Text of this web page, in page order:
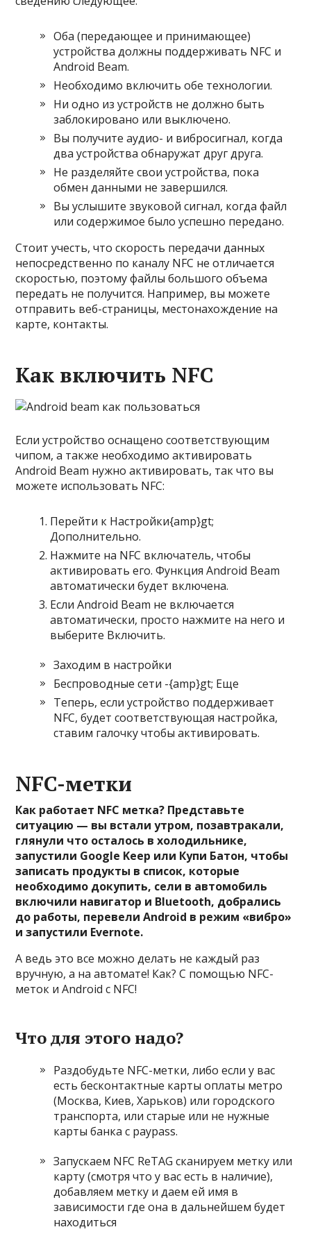
Оба (передающее и принимающее)
устройства должны поддерживать NFC и
Android Beam.
Необходимо включить обе технологии.
Ни одно из устройств не должно быть
заблокировано или выключено.
Вы получите аудио- и вибросигнал, когда
два устройства обнаружат друг друга.
Не разделяйте свои устройства, пока
обмен данными не завершился.
Вы услышите звуковой сигнал, когда файл
или содержимое было успешно передано.
Стоит учесть, что скорость передачи данных
непосредственно по каналу NFC не отличается
скоростью, поэтому файлы большого объема
передать не получится. Например, вы можете
отправить веб-страницы, местонахождение на
карте, контакты.
Как включить NFC
Если устройство оснащено соответствующим
чипом, а также необходимо активировать
Android Beam нужно активировать, так что вы
можете использовать NFC:
Перейти к Настройки{amp}gt;
Дополнительно.
Нажмите на NFC включатель, чтобы
активировать его. Функция Android Beam
автоматически будет включена.
Если Android Beam не включается
автоматически, просто нажмите на него и
выберите Включить.
Заходим в настройки
Беспроводные сети -{amp}gt; Еще
Теперь, если устройство поддерживает
NFC, будет соответствующая настройка,
ставим галочку чтобы активировать.
NFC-метки
Как работает NFC метка? Представьте
ситуацию — вы встали утром, позавтракали,
глянули что осталось в холодильнике,
запустили Google Keep или Купи Батон, чтобы
записать продукты в список, которые
необходимо докупить, сели в автомобиль
включили навигатор и Bluetooth, добрались
до работы, перевели Android в режим «вибро»
и запустили Evernote.
А ведь это все можно делать не каждый раз
вручную, а на автомате! Как? С помощью NFC-
меток и Android с NFC!
Что для этого надо?
Раздобудьте NFC-метки, либо если у вас
есть бесконтактные карты оплаты метро
(Москва, Киев, Харьков) или городского
транспорта, или старые или не нужные
карты банка с paypass.
Запускаем NFC ReTAG сканируем метку или
карту (смотря что у вас есть в наличие),
добавляем метку и даем ей имя в
зависимости где она в дальнейшем будет
находиться